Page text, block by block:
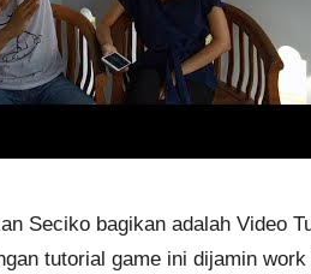
Seciko bagikan adalah Video
tutorial game ini dijamin work